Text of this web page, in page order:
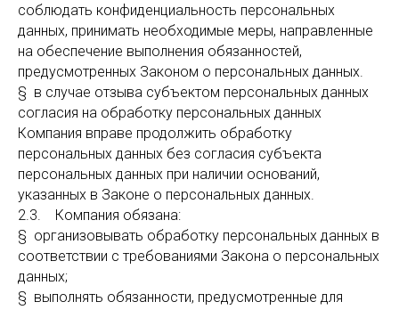
соблюдать конфиденциальность персональных
данных, принимать необходимые меры, направленные
на обеспечение выполнения обязанностей,
предусмотренных Законом о персональных данных.
§ в случае отзыва субъектом персональных данных
согласия на обработку персональных данных
Компания вправе продолжить обработку
персональных данных без согласия субъекта
персональных данных при наличии оснований,
указанных в Законе о персональных данных.
2.3. Компания обязана:
§ организовывать обработку персональных данных в
соответствии с требованиями Закона о персональных
данных;
§ выполнять обязанности, предусмотренные для